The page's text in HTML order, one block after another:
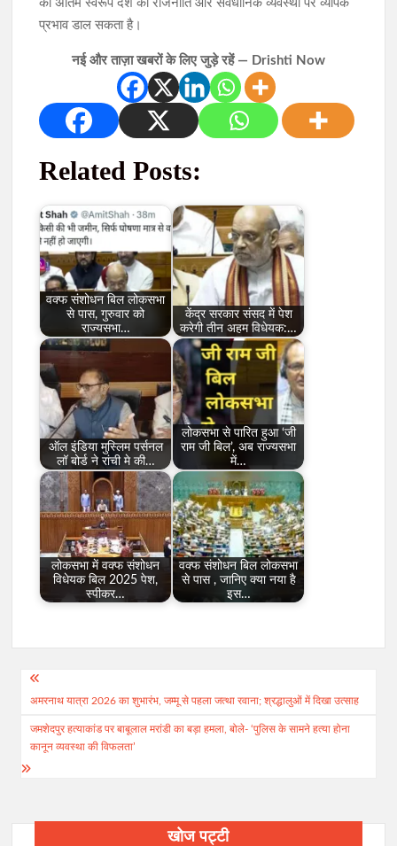
का अंतिम स्वरूप देश की राजनीति और संवैधानिक व्यवस्था पर व्यापक
प्रभाव डाल सकता है।
नई और ताज़ा खबरों के लिए जुड़े रहें — Drishti Now
Related Posts:
वक्फ संशोधन बिल लोकसभा
से पास, गुरुवार को
राज्यसभा…
केंद्र सरकार संसद में पेश
करेगी तीन अहम विधेयक:…
ऑल इंडिया मुस्लिम पर्सनल
लॉ बोर्ड ने रांची मे की…
लोकसभा से पारित हुआ ‘जी
राम जी बिल’, अब राज्यसभा
में…
लोकसभा में वक्फ संशोधन
विधेयक बिल 2025 पेश,
स्पीकर…
वक्फ संशोधन बिल लोकसभा
से पास , जानिए क्या नया है
इस…
Post
navigation
अमरनाथ यात्रा 2026 का शुभारंभ, जम्मू से पहला जत्था रवाना; श्रद्धालुओं में दिखा उत्साह
जमशेदपुर हत्याकांड पर बाबूलाल मरांडी का बड़ा हमला, बोले- ‘पुलिस के सामने हत्या होना
कानून व्यवस्था की विफलता’
खोज पट्टी